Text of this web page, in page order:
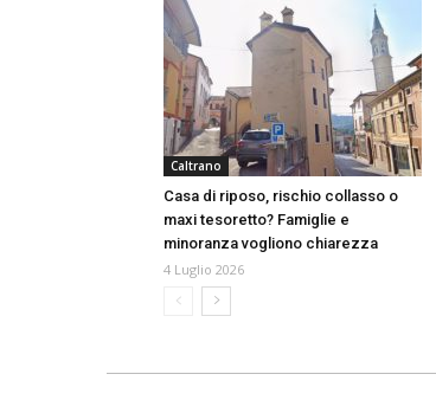
Caltrano
Casa di riposo, rischio collasso o
maxi tesoretto? Famiglie e
minoranza vogliono chiarezza
4 Luglio 2026